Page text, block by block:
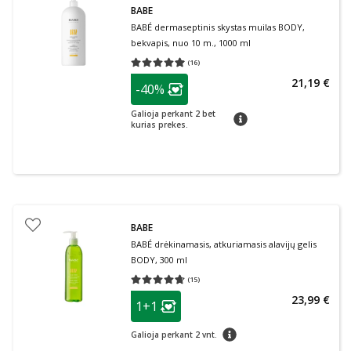
BABE
BABÉ dermaseptinis skystas muilas BODY,
bekvapis, nuo 10 m., 1000 ml
(16)
Vidutinis įvertinimas 4.94
patarimas
Lojalumo klubo narių nuolaida
-40%
Galioja perkant 2 bet
kurias prekes.
patarimas
21,19 €
BABE
BABÉ drėkinamasis, atkuriamasis alavijų gelis
BODY, 300 ml
(15)
Vidutinis įvertinimas 4.67
patarimas
Lojalumo klubo narių nuolaida
1+1
Galioja perkant 2 vnt. patarimas
23,99 €